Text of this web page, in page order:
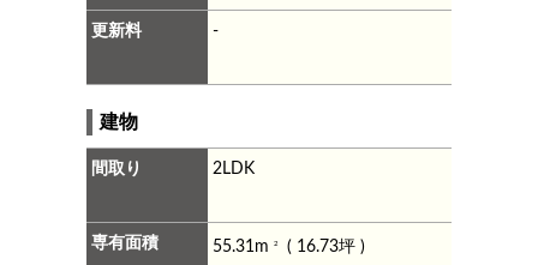
更新料 -
建物
間取り 2LDK
専有面積 55.31m2 ( 16.73坪 )